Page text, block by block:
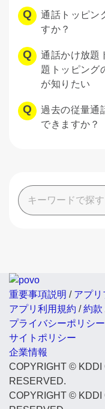
通話トッピン
すか？
通話かけ放題
題トッピング
が知りたい
過去の従量通
できますか？
重要事項説明 / アプ
アプリ利用規約 /約款
プライバシーポリシー
サイトポリシー
企業情報
COPYRIGHT © KDDI
RESERVED.
COPYRIGHT © KDDI